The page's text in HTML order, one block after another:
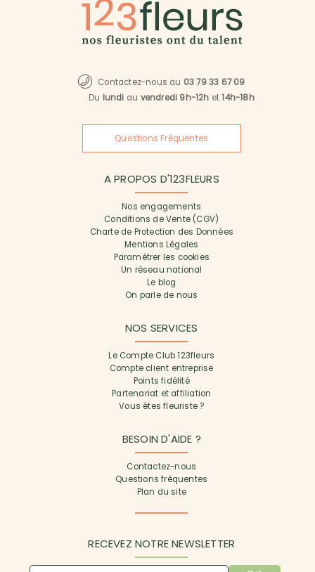
Contactez-nous au 03 79 33 67 09
Du lundi au vendredi 9h-12h et14h-18h
Questions Fréquentes
A PROPOS D'123FLEURS
Nos engagements
Conditions de Vente (CGV)
Charte de Protection des Données
Mentions Légales
Paramétrer les cookies
Un réseau national
Le blog
On parle de nous
NOS SERVICES
Le Compte Club 123fleurs
Compte client entreprise
Points fidélité
Partenariat et affiliation
Vous êtes fleuriste ?
BESOIN D'AIDE ?
Contactez-nous
Questions fréquentes
Plan du site
RECEVEZ NOTRE NEWSLETTER